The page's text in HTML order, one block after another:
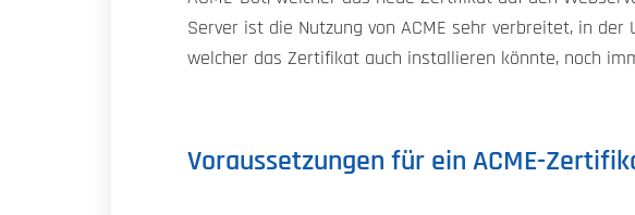
Server ist die Nutzung von ACME sehr verbreitet, in
welcher das Zertifikat auch installieren könnte, noch
Voraussetzungen für ein ACME-